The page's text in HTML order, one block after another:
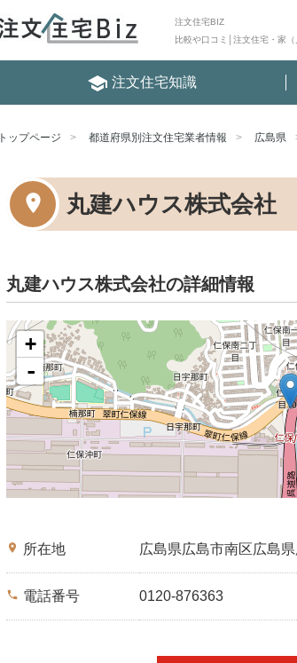
注文住宅BIZ
比較や口コミ│注文住宅・家
school 注文住宅知識
トップページ 都道府県別注文住宅業者情報 広島県
丸建ハウス株式会社
丸建ハウス株式会社の詳細情報
+
-
place 所在地 広島県広島市南区広島
phone 電話番号 0120-876363